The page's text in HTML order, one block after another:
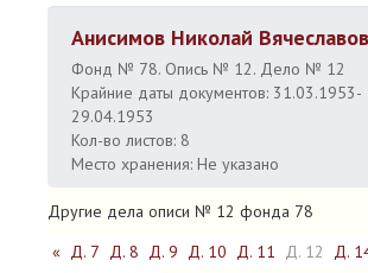
Анисимов Николай
Фонд № 78. Опись № 12. Дело № 12
Крайние даты документов: 31.03.1953-
29.04.1953
Кол-во листов: 8
Место хранения: Не указано
Другие дела описи № 12 фонда 78
« Д. 7 Д. 8 Д. 9 Д. 10 Д. 11 Д. 12 Д.